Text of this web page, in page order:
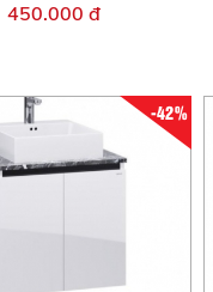
450.000 đ
-42%